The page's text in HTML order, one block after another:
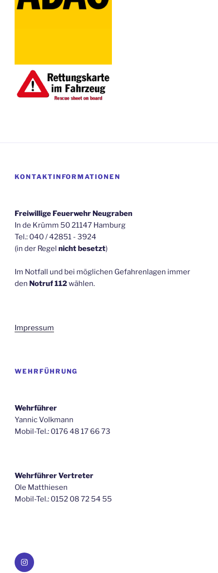
KONTAKTINFORMATIONEN
Freiwillige Feuerwehr Neugraben
In de Krümm 50 21147 Hamburg
Tel.: 040 / 42851 - 3924
(in der Regel nicht besetzt)
Im Notfall und bei möglichen Gefahrenlagen immer
den Notruf 112wählen.
Impressum
WEHRFÜHRUNG
Wehrführer
Yannic Volkmann
Mobil-Tel.: 0176 48 17 66 73
Wehrführer Vertreter
Ole Matthiesen
Mobil-Tel.: 0152 08 72 54 55
Instagram